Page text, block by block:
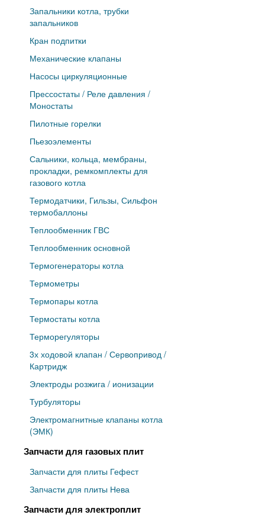
Запальники котла, трубки
запальников
Кран подпитки
Механические клапаны
Насосы циркуляционные
Прессостаты / Реле давления /
Моностаты
Пилотные горелки
Пьезоэлементы
Сальники, кольца, мембраны,
прокладки, ремкомплекты для
газового котла
Термодатчики, Гильзы, Сильфон
термобаллоны
Теплообменник ГВС
Теплообменник основной
Термогенераторы котла
Термометры
Термопары котла
Термостаты котла
Терморегуляторы
3х ходовой клапан / Сервопривод /
Картридж
Электроды розжига / ионизации
Турбуляторы
Электромагнитные клапаны котла
(ЭМК)
Запчасти для газовых плит
Запчасти для плиты Гефест
Запчасти для плиты Нева
Запчасти для электроплит